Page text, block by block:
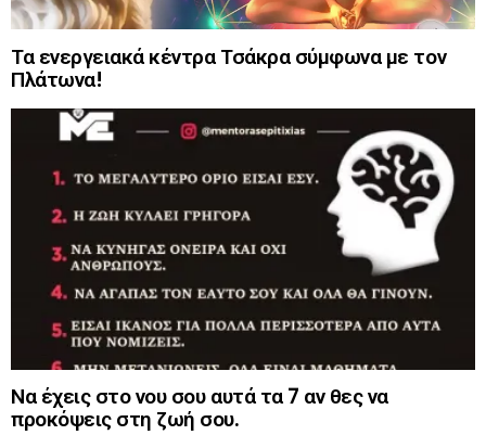
Τα ενεργειακά κέντρα Τσάκρα σύμφωνα με τον
Πλάτωνα!
Να έχεις στο νου σου αυτά τα 7 αν θες να
προκόψεις στη ζωή σου.